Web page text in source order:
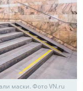
маски. Фото VN.ru